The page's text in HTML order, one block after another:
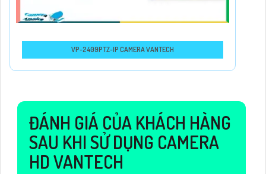
VP-2409PTZ-IP CAMERA VANTECH
ĐÁNH GIÁ CỦA KHÁCH HÀNG
SAU KHI SỬ DỤNG CAMERA
HD VANTECH